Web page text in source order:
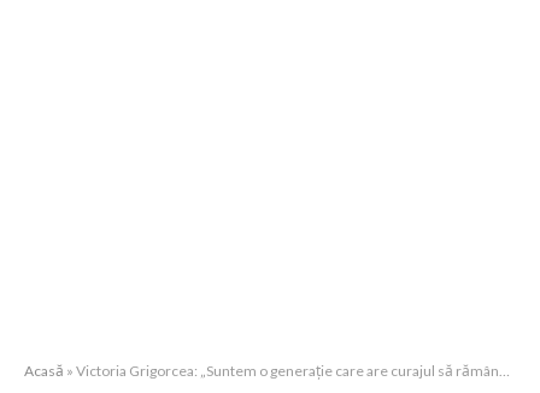
Acasă » Victoria Grigorcea: „Suntem o generație care are curajul să rămână și să construiască Moldova”